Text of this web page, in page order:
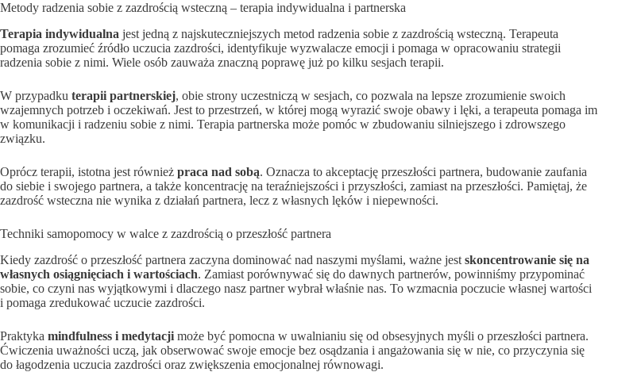
Metody radzenia sobie z zazdrością wsteczną – terapia indywidualna i partnerska
Terapia indywidualna jest jedną z najskuteczniejszych metod radzenia sobie z zazdrością wsteczną. Terapeuta
pomaga zrozumieć źródło uczucia zazdrości, identyfikuje wyzwalacze emocji i pomaga w opracowaniu strategii
radzenia sobie z nimi. Wiele osób zauważa znaczną poprawę już po kilku sesjach terapii.
W przypadku terapii partnerskiej, obie strony uczestniczą w sesjach, co pozwala na lepsze zrozumienie swoich
wzajemnych potrzeb i oczekiwań. Jest to przestrzeń, w której mogą wyrazić swoje obawy i lęki, a terapeuta pomaga im
w komunikacji i radzeniu sobie z nimi. Terapia partnerska może pomóc w zbudowaniu silniejszego i zdrowszego
związku.
Oprócz terapii, istotna jest również praca nad sobą. Oznacza to akceptację przeszłości partnera, budowanie zaufania
do siebie i swojego partnera, a także koncentrację na teraźniejszości i przyszłości, zamiast na przeszłości. Pamiętaj, że
zazdrość wsteczna nie wynika z działań partnera, lecz z własnych lęków i niepewności.
Techniki samopomocy w walce z zazdrością o przeszłość partnera
Kiedy zazdrość o przeszłość partnera zaczyna dominować nad naszymi myślami, ważne jest skoncentrowanie się na
własnych osiągnięciach i wartościach. Zamiast porównywać się do dawnych partnerów, powinniśmy przypominać
sobie, co czyni nas wyjątkowymi i dlaczego nasz partner wybrał właśnie nas. To wzmacnia poczucie własnej wartości
i pomaga zredukować uczucie zazdrości.
Praktyka mindfulness i medytacji może być pomocna w uwalnianiu się od obsesyjnych myśli o przeszłości partnera.
Ćwiczenia uważności uczą, jak obserwować swoje emocje bez osądzania i angażowania się w nie, co przyczynia się
do łagodzenia uczucia zazdrości oraz zwiększenia emocjonalnej równowagi.